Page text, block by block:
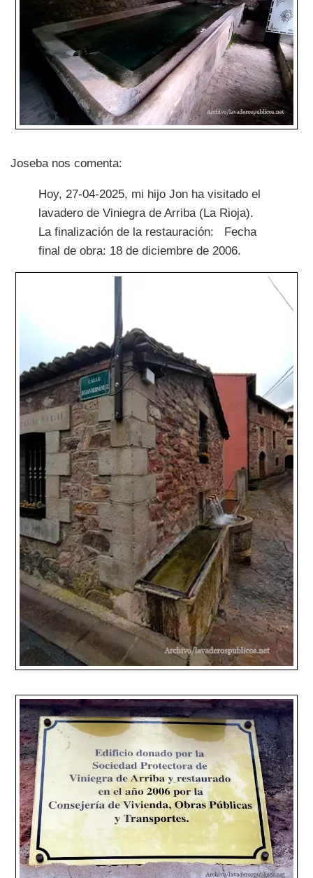
Joseba nos comenta:
Hoy, 27-04-2025, mi hijo Jon ha visitado el
lavadero de Viniegra de Arriba (La Rioja).
La finalización de la restauración: Fecha
final de obra: 18 de diciembre de 2006.